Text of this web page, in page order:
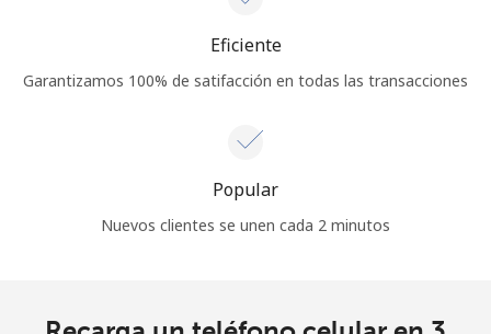
Eficiente
Garantizamos 100% de satifacción en todas las transacciones
Popular
Nuevos clientes se unen cada 2 minutos